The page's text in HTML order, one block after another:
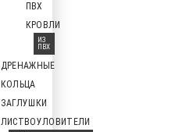
ПВХ
КРОВЛИ
ИЗ
ПВХ
ДРЕНАЖНЫЕ
КОЛЬЦА
ЗАГЛУШКИ
ЛИСТВОУЛОВИТЕЛИ